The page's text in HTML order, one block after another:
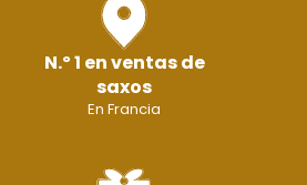
N.º 1 en ventas de
saxos
En Francia